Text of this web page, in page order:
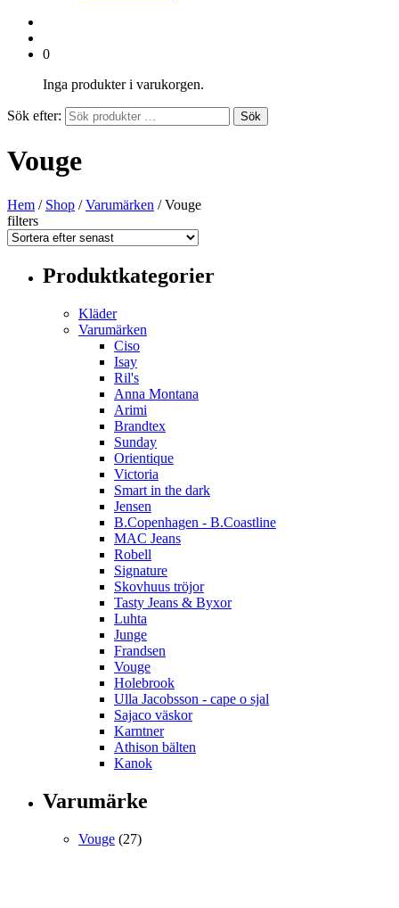
0
Inga produkter i varukorgen.
Sök efter: Sök
Vouge
Hem / Shop /Varumärken / Vouge
filters
Produktkategorier
Kläder
Varumärken
Ciso
Isay
Ril's
Anna Montana
Arimi
Brandtex
Sunday
Orientique
Victoria
Smart in the dark
Jensen
B.Copenhagen - B.Coastline
MAC Jeans
Robell
Signature
Skovhuus tröjor
Tasty Jeans & Byxor
Luhta
Junge
Frandsen
Vouge
Holebrook
Ulla Jacobsson - cape o sjal
Sajaco väskor
Karntner
Athison bälten
Kanok
Varumärke
Vouge (27)